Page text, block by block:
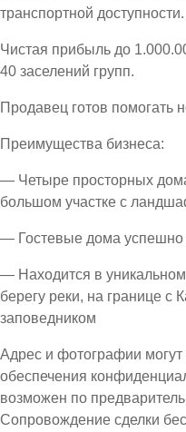
транспортной доступности.
Чистая прибыль до
40 заселений групп.
Продавец готов помогать
Преимущества бизнеса:
— Четыре просторных
большом участке с
— Гостевые дома успешно
— Находится в
берегу реки, на границе с
заповедником
Адрес и фотографии
обеспечения
возможен по
Сопровождение сделки